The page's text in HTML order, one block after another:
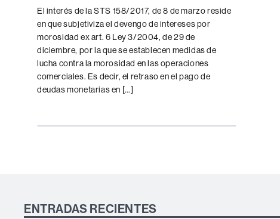
l'entrada
El interés de la STS 158/2017, de 8 de marzo reside
en que subjetiviza el devengo de intereses por
morosidad ex art. 6 Ley 3/2004, de 29 de
diciembre, por la que se establecen medidas de
lucha contra la morosidad en las operaciones
comerciales. Es decir, el retraso en el pago de
deudas monetarias en […]
ENTRADAS RECIENTES